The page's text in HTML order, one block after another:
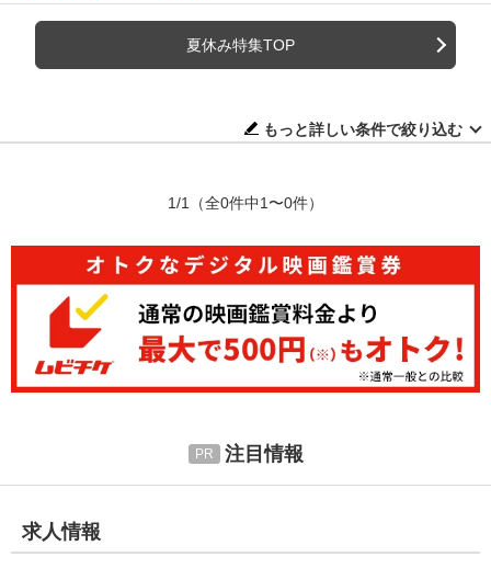
夏休み特集TOP
もっと詳しい条件で絞り込む
1/1 （全0件中1〜0件）
注目情報
求人情報